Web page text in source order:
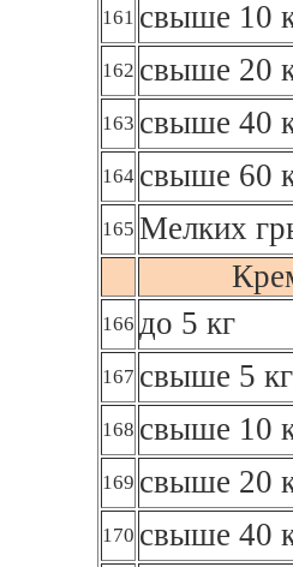
161 свыше 10
162 свыше 20
163 свыше 40
164 свыше 60
165 Мелких
166 до 5 кг
167 свыше 5
168 свыше 10
169 свыше 20
170 свыше 40